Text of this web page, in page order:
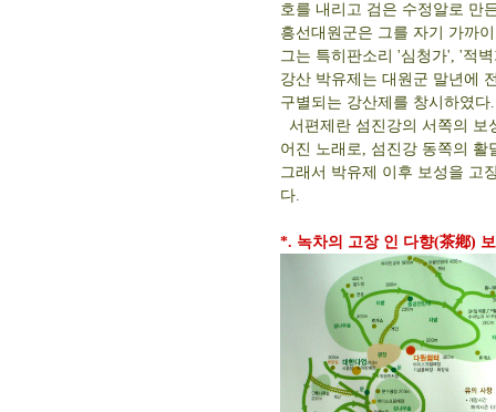
호를 내리고 검은 수정알로 만
흥선대원군은 그를 자기 가까
그는 특히판소리 '심청가', '적
강산 박유제는 대원군 말년에
구별되는 강산제를 창시하였다.
서편제란 섬진강의 서쪽의 보
어진 노래로, 섬진강 동쪽의
그래서 박유제 이후 보성을 고
다.
*. 녹차의 고장 인 다향(茶鄕)